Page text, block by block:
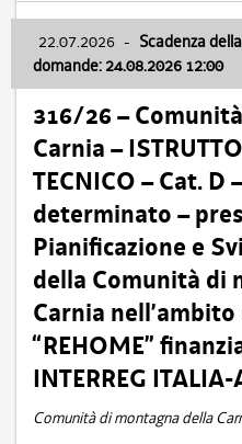
22.07.2026 - Scadenza
domande: 24.08.2026 12:00
316/26 –
Carnia –
TECNICO – Cat. D
determinato –
Pianificazione e
della Comunità di
Carnia
“REHOME”
INTERREG
Comunità di montagna della